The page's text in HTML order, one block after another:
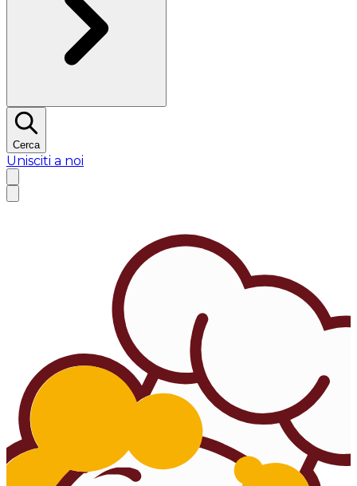
Cerca
Unisciti a noi